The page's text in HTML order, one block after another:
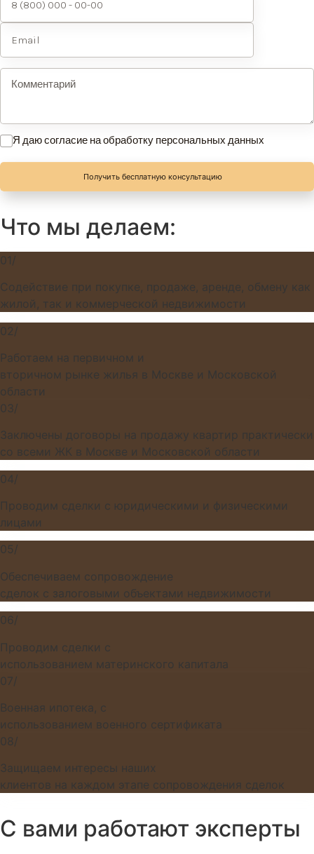
Я даю согласие на обработку персональных данных
Получить бесплатную консультацию
Что мы делаем:
01/
Содействие при покупке, продаже, аренде, обмену как
жилой, так и коммерческой недвижимости
02/
Работаем на первичном и
вторичном рынке жилья в Москве и Московской
области
03/
Заключены договоры на продажу квартир практически
со всеми ЖК в Москве и Московской области
04/
Проводим сделки с юридическими и физическими
лицами
05/
Обеспечиваем сопровождение
сделок с залоговыми объектами недвижимости
06/
Проводим сделки с
использованием материнского капитала
07/
Военная ипотека, с
использованием военного сертификата
08/
Защищаем интересы наших
клиентов на каждом этапе сопровождения сделок
С вами работают эксперты